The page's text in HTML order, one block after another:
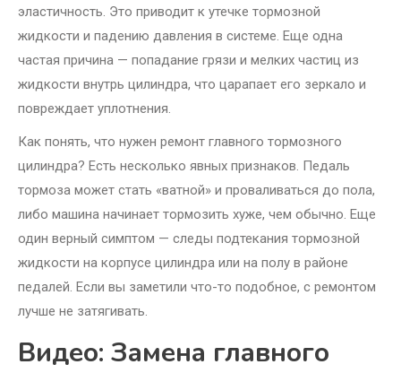
эластичность. Это приводит к утечке тормозной
жидкости и падению давления в системе. Еще одна
частая причина — попадание грязи и мелких частиц из
жидкости внутрь цилиндра, что царапает его зеркало и
повреждает уплотнения.
Как понять, что нужен ремонт главного тормозного
цилиндра? Есть несколько явных признаков. Педаль
тормоза может стать «ватной» и проваливаться до пола,
либо машина начинает тормозить хуже, чем обычно. Еще
один верный симптом — следы подтекания тормозной
жидкости на корпусе цилиндра или на полу в районе
педалей. Если вы заметили что-то подобное, с ремонтом
лучше не затягивать.
Видео: Замена главного